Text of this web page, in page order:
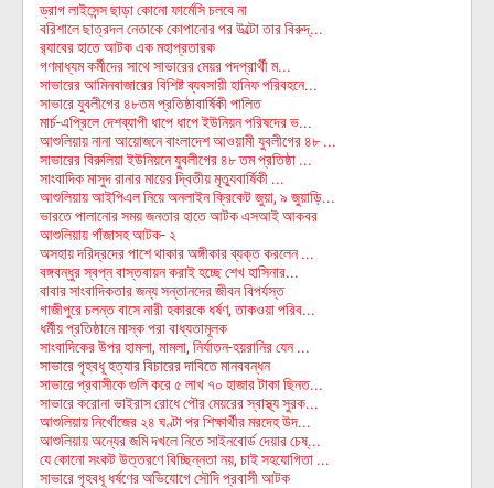
ড্রাগ লাইসেন্স ছাড়া কোনো ফার্মেসি চলবে না
বরিশালে ছাত্রদল নেতাকে কোপানোর পর উল্টো তার বিরুদ্...
র‌্যাবের হাতে আটক এক মহাপ্রতারক
গণমাধ্যম কর্মীদের সাথে সাভারের মেয়র পদপ্রার্থী ম...
সাভারের আমিনবাজারের বিশিষ্ট ব্যবসায়ী হানিফ পরিবহনে...
সাভারে যুবলীগের ৪৮তম প্রতিষ্ঠাবার্ষিকী পালিত
মার্চ-এপ্রিলে দেশব্যাপী ধাপে ধাপে ইউনিয়ন পরিষদের ভ...
আশুলিয়ায় নানা আয়োজনে বাংলাদেশ আওয়ামী যুবলীগের ৪৮ ...
সাভারের বিরুলিয়া ইউনিয়নে যুবলীগের ৪৮ তম প্রতিষ্ঠা ...
সাংবাদিক মাসুদ রানার মায়ের দ্বিতীয় মৃত্যুবার্ষিকী ...
আশুলিয়ায় আইপিএল নিয়ে অনলাইন ক্রিকেট জুয়া, ৯ জুয়াড়ি...
ভারতে পালানোর সময় জনতার হাতে আটক এসআই আকবর
আশুলিয়ায় গাঁজাসহ আটক- ২
অসহায় দরিদ্রদের পাশে থাকার অঙ্গীকার ব্যক্ত করলেন ...
বঙ্গবন্ধুর স্বপ্ন বাস্তবায়ন করাই হচ্ছে শেখ হাসিনার...
বাবার সাংবাদিকতার জন্য সন্তানদের জীবন বিপর্যস্ত
গাজীপুরে চলন্ত বাসে নারী হকারকে ধর্ষণ, তাকওয়া পরিব...
ধর্মীয় প্রতিষ্ঠানে মাস্ক পরা বাধ্যতামূলক
সাংবাদিকের উপর হামলা, মামলা, নির্যাতন-হয়রানির যেন ...
সাভারে গৃহবধূ হত্যার বিচারের দাবিতে মানববন্ধন
সাভারে প্রবাসীকে গুলি করে ৫ লাখ ৭০ হাজার টাকা ছিনত...
সাভারে করোনা ভাইরাস রোধে পৌর মেয়রের স্বাস্থ্য সুরক...
আশুলিয়ায় নিখোঁজের ২৪ ঘণ্টা পর শিক্ষার্থীর মরদেহ উদ...
আশুলিয়ায় অন্যের জমি দখলে নিতে সাইনবোর্ড দেয়ার চেষ্...
যে কোনো সংকট উত্তরণে বিচ্ছিন্নতা নয়, চাই সহযোগিতা ...
সাভারে গৃহবধূ ধর্ষণের অভিযোগে সৌদি প্রবাসী আটক